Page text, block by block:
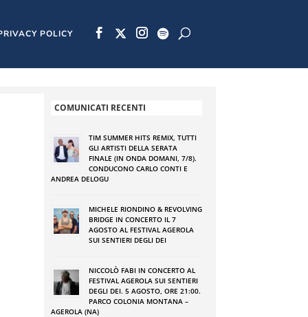
POLICY
COMUNICATI RECENTI
TIM SUMMER HITS REMIX, TUTTI
GLI ARTISTI DELLA SERATA
FINALE (IN ONDA DOMANI, 7/8).
CONDUCONO CARLO CONTI E
ANDREA DELOGU
MICHELE RIONDINO & REVOLVING
BRIDGE IN CONCERTO IL 7
AGOSTO AL FESTIVAL AGEROLA
SUI SENTIERI DEGLI DEI
NICCOLÒ FABI IN CONCERTO AL
FESTIVAL AGEROLA SUI SENTIERI
DEGLI DEI. 5 AGOSTO, ORE 21:00.
PARCO COLONIA MONTANA –
AGEROLA (NA)